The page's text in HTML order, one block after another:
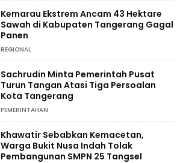
Kemarau Ekstrem Ancam 43 Hektare
Sawah di Kabupaten Tangerang Gagal
Panen
REGIONAL
Sachrudin Minta Pemerintah Pusat
Turun Tangan Atasi Tiga Persoalan
Kota Tangerang
PEMERINTAHAN
Khawatir Sebabkan Kemacetan,
Warga Bukit Nusa Indah Tolak
Pembangunan SMPN 25 Tangsel